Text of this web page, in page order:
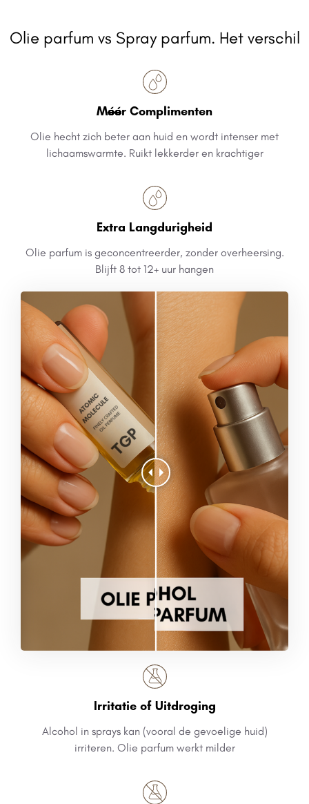
Olie parfum vs Spray parfum. Het verschil
Méér Complimenten
Olie hecht zich beter aan huid en wordt intenser met
lichaamswarmte. Ruikt lekkerder en krachtiger
Extra Langdurigheid
Olie parfum is geconcentreerder, zonder overheersing.
Blijft 8 tot 12+ uur hangen
Irritatie of Uitdroging
Alcohol in sprays kan (vooral de gevoelige huid)
irriteren. Olie parfum werkt milder